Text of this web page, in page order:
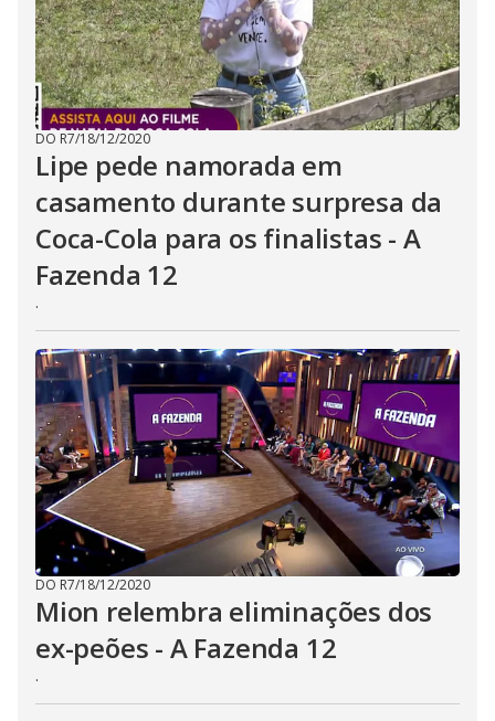
DO R7/18/12/2020
Lipe pede namorada em
casamento durante surpresa da
Coca-Cola para os finalistas - A
Fazenda 12
.
DO R7/18/12/2020
Mion relembra eliminações dos
ex-peões - A Fazenda 12
.